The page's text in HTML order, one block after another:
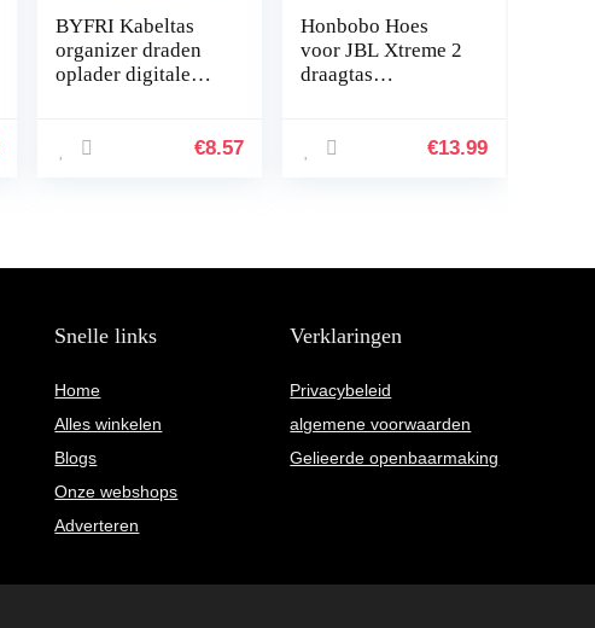
BYFRI Kabeltas
organizer draden
oplader digitale
elektronische
€8.57
Honbobo Hoes
voor JBL Xtreme 2
draagtas
voor JBL Xtreme 2
€13.99
Snelle links
Home
Alles winkelen
Blogs
Onze webshops
Adverteren
Verklaringen
Privacybeleid
algemene voorwaarden
Gelieerde openbaarmaking